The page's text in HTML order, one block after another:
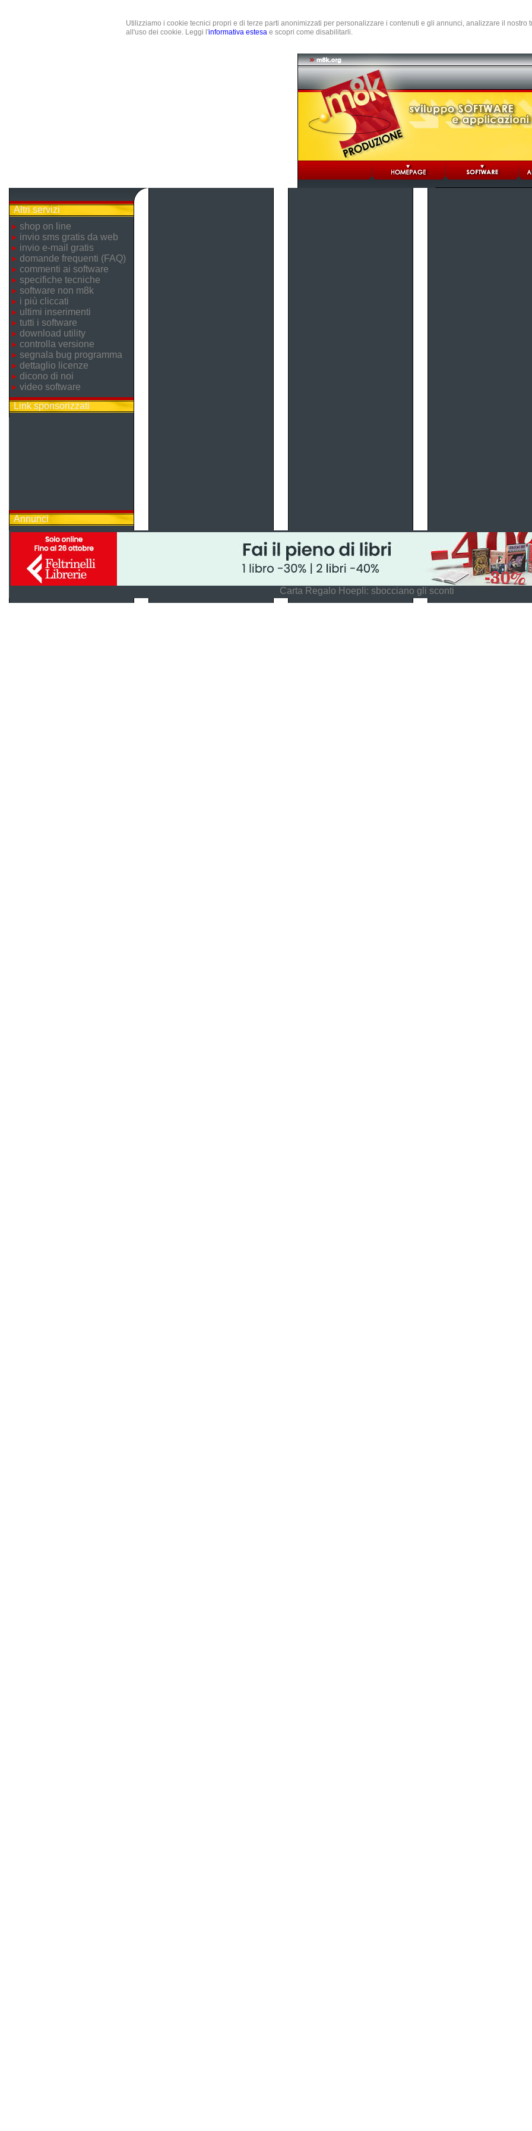
Utilizziamo i cookie tecnici propri e di terze parti anonimizzati per personalizzare i contenuti e gli annunci, analizzare il nostro
all'uso dei cookie. Leggi l'informativa estesa e scopri come disabilitarli.
Altri servizi
shop on line
invio sms gratis da web
invio e-mail gratis
domande frequenti (FAQ)
commenti ai software
specifiche tecniche
software non m8k
i più cliccati
ultimi inserimenti
tutti i software
download utility
controlla versione
segnala bug programma
dettaglio licenze
dicono di noi
video software
Link sponsorizzati
Annunci
Carta Regalo Hoepli: sbocciano gli sconti